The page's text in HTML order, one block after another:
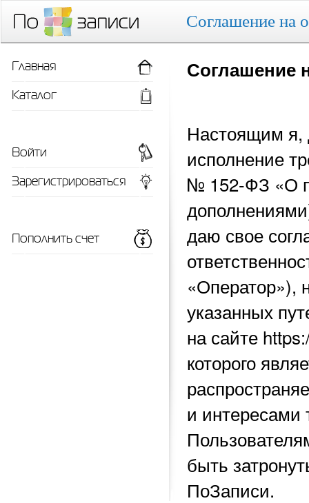
Соглашение на
Соглашение
Настоящим я,
исполнение
№ 152-ФЗ «О
даю свое
«Оператор»),
указанных
на сайте
которого
и
быть
ПоЗаписи.
Главная
Каталог
Войти
Зарегистрироваться
Пополнить счет